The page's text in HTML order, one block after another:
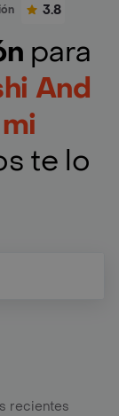
3.8
para
And
te lo
recientes